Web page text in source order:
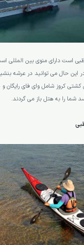
است دارای منوی بین المللی
این حال می توانید در عرشه
کشتی کروز شامل وای فای رایگان
شما را به هتل باز می گردند.